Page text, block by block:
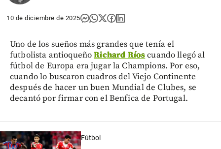
10 de diciembre de 2025
Uno de los sueños más grandes que tenía el
futbolista antioqueñoRichard Ríoscuando llegó al
fútbol de Europa era jugar la Champions. Por eso,
cuando lo buscaron cuadros del Viejo Continente
después de hacer un buen Mundial de Clubes, se
decantó por firmar con el Benfica de Portugal.
Fútbol